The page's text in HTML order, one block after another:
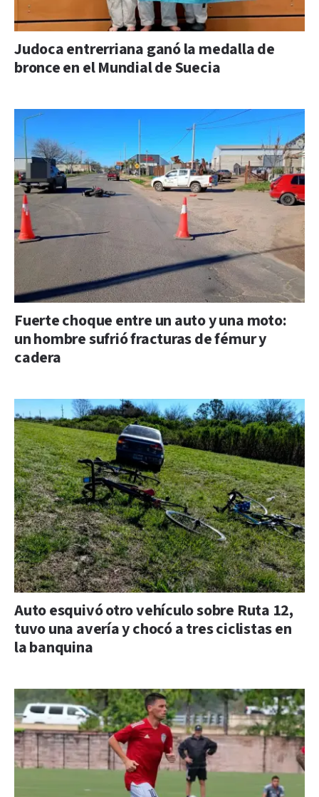
Judoca entrerriana ganó la medalla de
bronce en el Mundial de Suecia
Fuerte choque entre un auto y una moto:
un hombre sufrió fracturas de fémur y
cadera
Auto esquivó otro vehículo sobre Ruta 12,
tuvo una avería y chocó a tres ciclistas en
la banquina